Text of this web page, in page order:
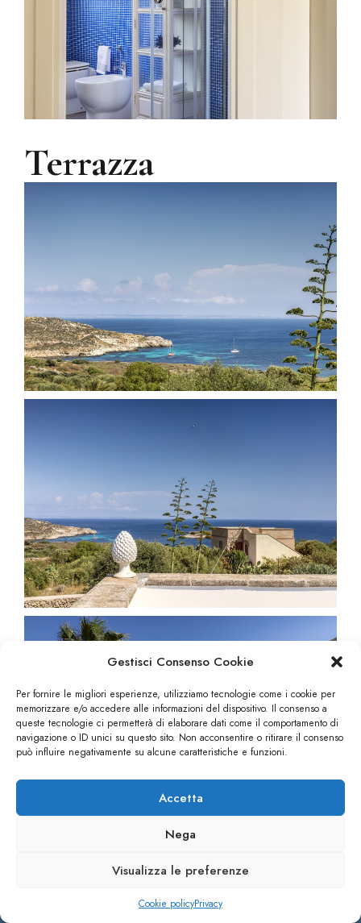
Gestisci Consenso Cookie
Per fornire le migliori esperienze, utilizziamo tecnologie come i cookie per
memorizzare e/o accedere alle informazioni del dispositivo. Il consenso a
queste tecnologie ci permetterà di elaborare dati come il comportamento di
navigazione o ID unici su questo sito. Non acconsentire o ritirare il consenso
può influire negativamente su alcune caratteristiche e funzioni.
Accetta
Nega
Visualizza le preferenze
Cookie policyPrivacy
Terrazza